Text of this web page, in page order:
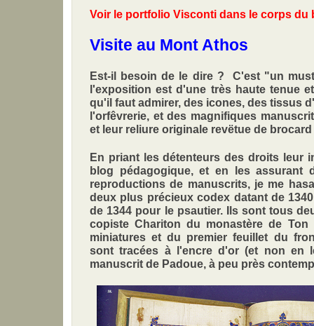
Voir le portfolio Visconti dans le corps du
Visite au Mont Athos
Est-il besoin de le dire ? C'est "un
l'exposition est d'une très haute tenue
qu'il faut admirer, des icones, des tissus
l'orfêvrerie, et des magnifiques
et leur reliure originale revëtue de
En priant les détenteurs des droits leur
blog pédagogique, et en les assurant
reproductions de manuscrits, je me
deux plus précieux codex datant de
de 1344 pour le psautier. Ils sont tous
copiste Chariton du monastère de
miniatures et du premier feuillet du
sont tracées à l'encre d'or (et non en
manuscrit de Padoue, à peu près